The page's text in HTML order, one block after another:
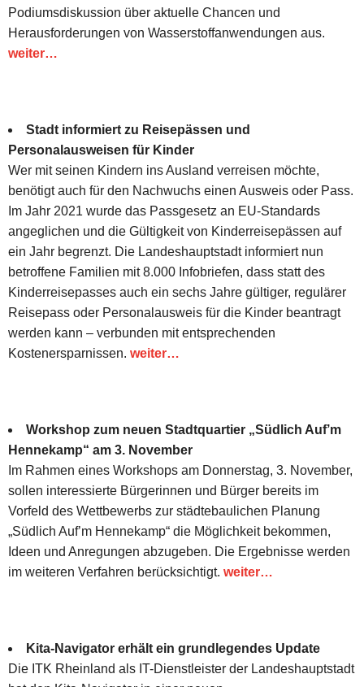
Podiumsdiskussion über aktuelle Chancen und
Herausforderungen von Wasserstoffanwendungen aus.
weiter…
Stadt informiert zu Reisepässen und
Personalausweisen für Kinder
Wer mit seinen Kindern ins Ausland verreisen möchte,
benötigt auch für den Nachwuchs einen Ausweis oder Pass.
Im Jahr 2021 wurde das Passgesetz an EU-Standards
angeglichen und die Gültigkeit von Kinderreisepässen auf
ein Jahr begrenzt. Die Landeshauptstadt informiert nun
betroffene Familien mit 8.000 Infobriefen, dass statt des
Kinderreisepasses auch ein sechs Jahre gültiger, regulärer
Reisepass oder Personalausweis für die Kinder beantragt
werden kann – verbunden mit entsprechenden
Kostenersparnissen. weiter…
Workshop zum neuen Stadtquartier „Südlich Auf’m
Hennekamp“ am 3. November
Im Rahmen eines Workshops am Donnerstag, 3. November,
sollen interessierte Bürgerinnen und Bürger bereits im
Vorfeld des Wettbewerbs zur städtebaulichen Planung
„Südlich Auf’m Hennekamp“ die Möglichkeit bekommen,
Ideen und Anregungen abzugeben. Die Ergebnisse werden
im weiteren Verfahren berücksichtigt. weiter…
Kita-Navigator erhält ein grundlegendes Update
Die ITK Rheinland als IT-Dienstleister der Landeshauptstadt